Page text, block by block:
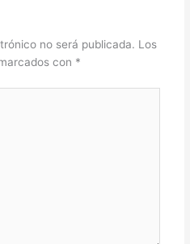
no será publicada. Los
con *